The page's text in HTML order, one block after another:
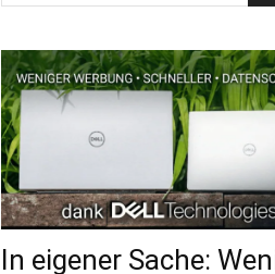
In eigener Sache: